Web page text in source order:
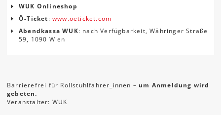
WUK Onlineshop
Ö-Ticket:www.oeticket.com
Abendkassa WUK: nach Verfügbarkeit, Währinger Straße
59, 1090 Wien
Barrierefrei für Rollstuhlfahrer_innen – um Anmeldung wird
gebeten.
Veranstalter: WUK